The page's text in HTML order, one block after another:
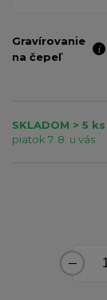
Gravírovanie
na čepeľ
SKLADOM > 5 ks
piatok 7. 8. u vás